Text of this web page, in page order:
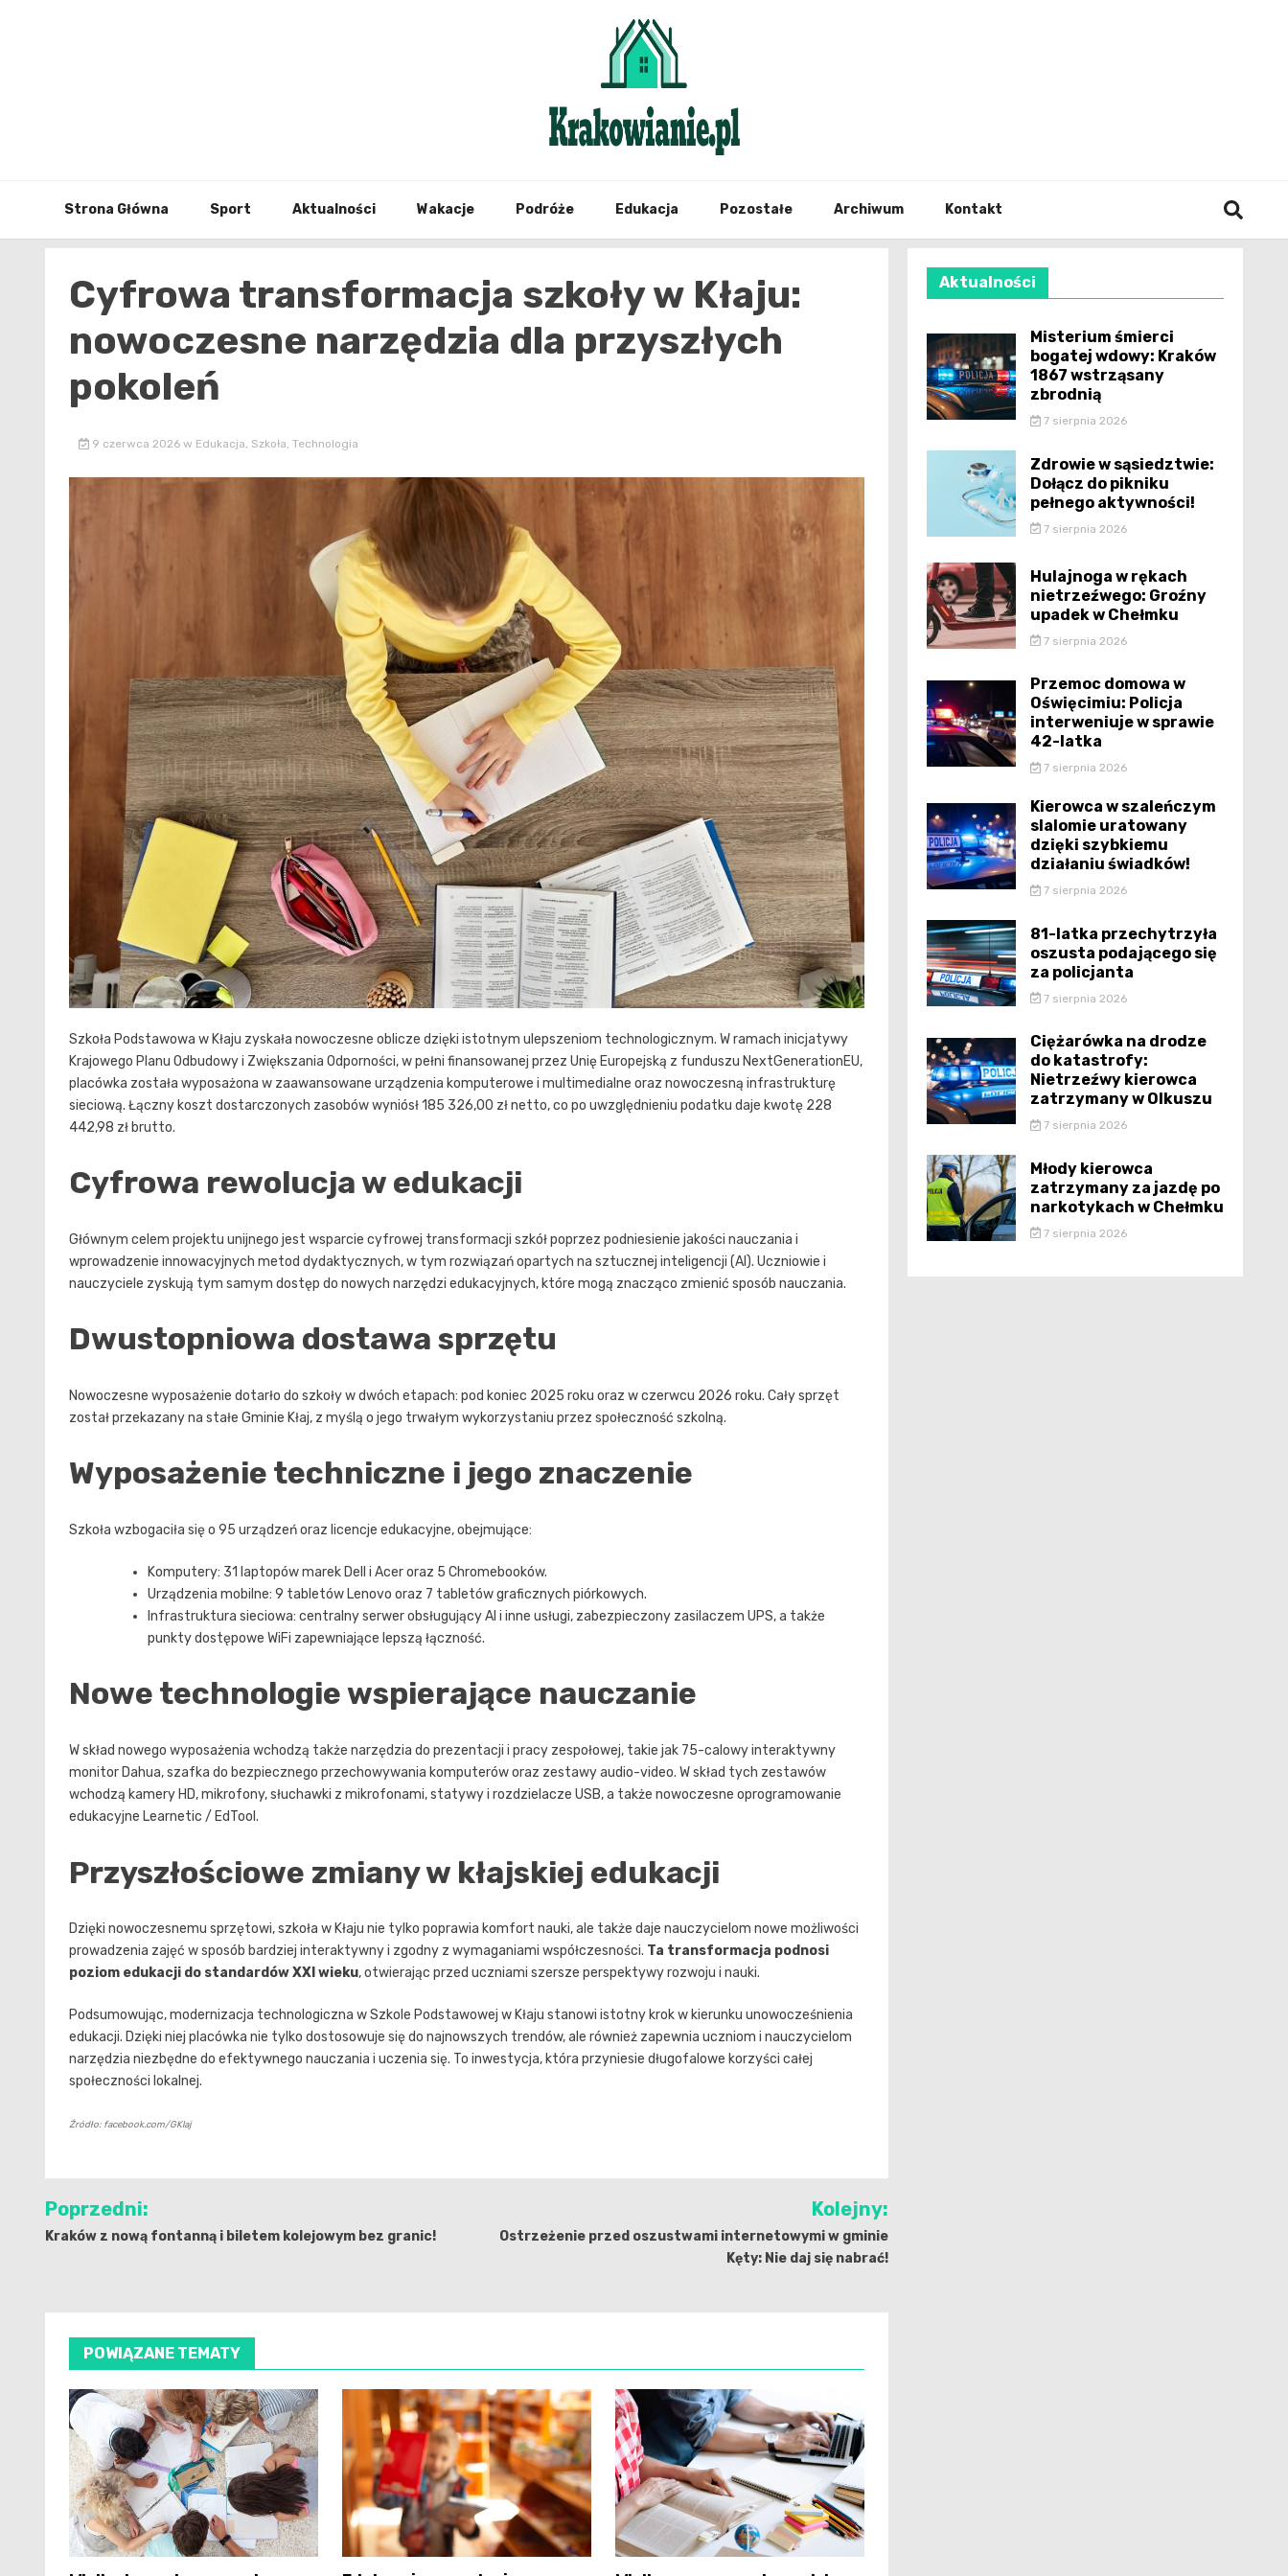
Strona Główna Sport Aktualności Wakacje Podróże Edukacja Pozostałe Archiwum Kontakt
Cyfrowa transformacja szkoły w Kłaju:
nowoczesne narzędzia dla przyszłych
pokoleń
9 czerwca 2026 w Edukacja, Szkoła, Technologia
Szkoła Podstawowa w Kłaju zyskała nowoczesne oblicze dzięki istotnym ulepszeniom technologicznym. W ramach inicjatywy
Krajowego Planu Odbudowy i Zwiększania Odporności, w pełni finansowanej przez Unię Europejską z funduszu NextGenerationEU,
placówka została wyposażona w zaawansowane urządzenia komputerowe i multimedialne oraz nowoczesną infrastrukturę
sieciową. Łączny koszt dostarczonych zasobów wyniósł 185 326,00 zł netto, co po uwzględnieniu podatku daje kwotę 228
442,98 zł brutto.
Cyfrowa rewolucja w edukacji
Głównym celem projektu unijnego jest wsparcie cyfrowej transformacji szkół poprzez podniesienie jakości nauczania i
wprowadzenie innowacyjnych metod dydaktycznych, w tym rozwiązań opartych na sztucznej inteligencji (AI). Uczniowie i
nauczyciele zyskują tym samym dostęp do nowych narzędzi edukacyjnych, które mogą znacząco zmienić sposób nauczania.
Dwustopniowa dostawa sprzętu
Nowoczesne wyposażenie dotarło do szkoły w dwóch etapach: pod koniec 2025 roku oraz w czerwcu 2026 roku. Cały sprzęt
został przekazany na stałe Gminie Kłaj, z myślą o jego trwałym wykorzystaniu przez społeczność szkolną.
Wyposażenie techniczne i jego znaczenie
Szkoła wzbogaciła się o 95 urządzeń oraz licencje edukacyjne, obejmujące:
Komputery: 31 laptopów marek Dell i Acer oraz 5 Chromebooków.
Urządzenia mobilne: 9 tabletów Lenovo oraz 7 tabletów graficznych piórkowych.
Infrastruktura sieciowa: centralny serwer obsługujący AI i inne usługi, zabezpieczony zasilaczem UPS, a także
punkty dostępowe WiFi zapewniające lepszą łączność.
Nowe technologie wspierające nauczanie
W skład nowego wyposażenia wchodzą także narzędzia do prezentacji i pracy zespołowej, takie jak 75-calowy interaktywny
monitor Dahua, szafka do bezpiecznego przechowywania komputerów oraz zestawy audio-video. W skład tych zestawów
wchodzą kamery HD, mikrofony, słuchawki z mikrofonami, statywy i rozdzielacze USB, a także nowoczesne oprogramowanie
edukacyjne Learnetic / EdTool.
Przyszłościowe zmiany w kłajskiej edukacji
Dzięki nowoczesnemu sprzętowi, szkoła w Kłaju nie tylko poprawia komfort nauki, ale także daje nauczycielom nowe możliwości
prowadzenia zajęć w sposób bardziej interaktywny i zgodny z wymaganiami współczesności. Ta transformacja podnosi
poziom edukacji do standardów XXI wieku, otwierając przed uczniami szersze perspektywy rozwoju i nauki.
Podsumowując, modernizacja technologiczna w Szkole Podstawowej w Kłaju stanowi istotny krok w kierunku unowocześnienia
edukacji. Dzięki niej placówka nie tylko dostosowuje się do najnowszych trendów, ale również zapewnia uczniom i nauczycielom
narzędzia niezbędne do efektywnego nauczania i uczenia się. To inwestycja, która przyniesie długofalowe korzyści całej
społeczności lokalnej.
Źródło: facebook.com/GKlaj
Nawigacja
wpisu
Poprzedni:
Kraków z nową fontanną i biletem kolejowym bez granic!
Kolejny:
Ostrzeżenie przed oszustwami internetowymi w gminie
Kęty: Nie daj się nabrać!
POWIĄZANE TEMATY
Aktualności
Misterium śmierci
bogatej wdowy: Kraków
1867 wstrząsany
zbrodnią
7 sierpnia 2026
Zdrowie w sąsiedztwie:
Dołącz do pikniku
pełnego aktywności!
7 sierpnia 2026
Hulajnoga w rękach
nietrzeźwego: Groźny
upadek w Chełmku
7 sierpnia 2026
Przemoc domowa w
Oświęcimiu: Policja
interweniuje w sprawie
42-latka
7 sierpnia 2026
Kierowca w szaleńczym
slalomie uratowany
dzięki szybkiemu
działaniu świadków!
7 sierpnia 2026
81-latka przechytrzyła
oszusta podającego się
za policjanta
7 sierpnia 2026
Ciężarówka na drodze
do katastrofy:
Nietrzeźwy kierowca
zatrzymany w Olkuszu
7 sierpnia 2026
Młody kierowca
zatrzymany za jazdę po
narkotykach w Chełmku
7 sierpnia 2026